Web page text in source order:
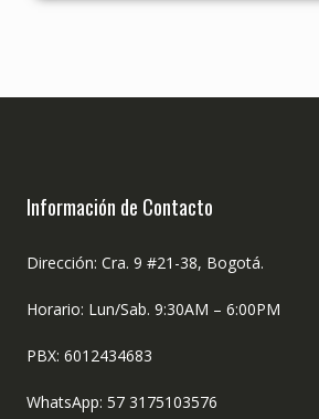
Información de Contacto
Dirección: Cra. 9 #21-38, Bogotá.
Horario: Lun/Sab. 9:30AM – 6:00PM
PBX: 6012434683
WhatsApp: 57 3175103576